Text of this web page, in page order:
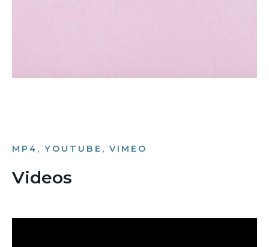
MP4, YOUTUBE, VIMEO
Videos